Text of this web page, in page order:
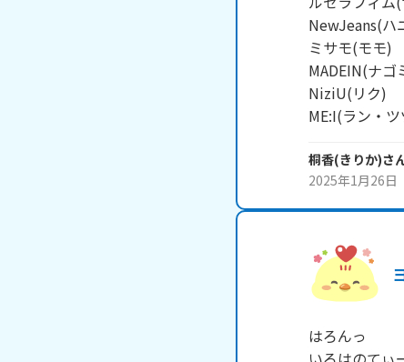
NewJeans(ハ
ミサモ(モモ)
MADEIN(ナゴ
NiziU(リク)
ME:I(ラン・
桐香(きりか)さ
2025年1月26日
はろんっ